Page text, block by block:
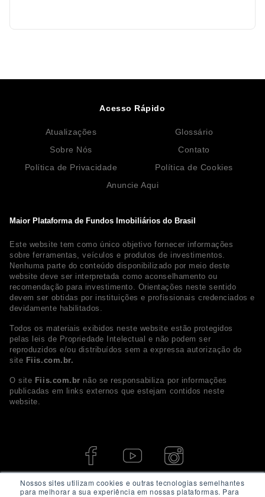
Nossos sites utilizam cookies e outras tecnologias semelhantes
para melhorar a sua experiência em nossas plataformas. Para
Maior Plataforma de Fundos Imobiliários do Brasil
Este website tem como único objetivo fornecer informações
sobre ferramentas, veículos e produtos de investimentos.
Nenhuma parte do conteúdo disponibilizado por meio deste
website deve ser interpretada como aconselhamento ou
recomendação para investimento. Orientações neste sentido
devem ser obtidas por instituições e profissionais credenciados e
devidamente habilitados.
Todos os materiais exibidos neste website estão protegidos
pelas leis de Propriedade Intelectual e não podem ser
reproduzidos e/ou distribuídos sem a expressa autorização do
site Fiis.com.br.
O site Fiis.com.br não se responsabiliza por informações
publicadas em links externos que estejam contidos neste
website.
Acesso Rápido
Atualizações
Glossário
Sobre Nós
Contato
Política de Privacidade
Política de Cookies
Anuncie Aqui